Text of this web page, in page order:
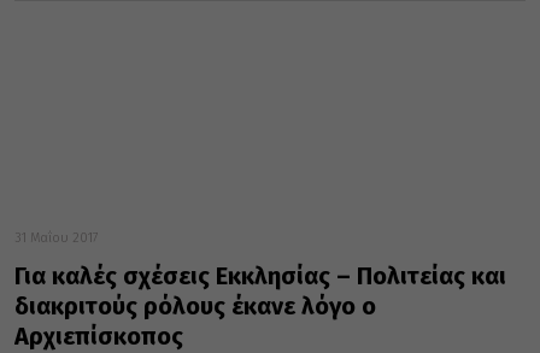
31 Μαΐου 2017
Για καλές σχέσεις Εκκλησίας – Πολιτείας και
διακριτούς ρόλους έκανε λόγο ο
Αρχιεπίσκοπος